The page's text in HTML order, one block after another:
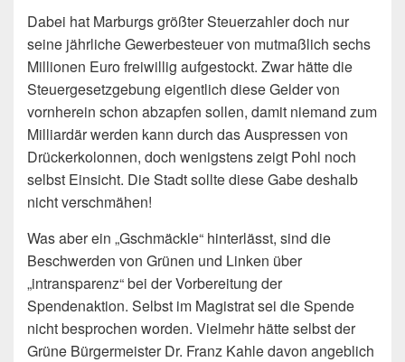
Dabei hat Marburgs größter Steuerzahler doch nur
seine jährliche Gewerbesteuer von mutmaßlich sechs
Millionen Euro freiwillig aufgestockt. Zwar hätte die
Steuergesetzgebung eigentlich diese Gelder von
vornherein schon abzapfen sollen, damit niemand zum
Milliardär werden kann durch das Auspressen von
Drückerkolonnen, doch wenigstens zeigt Pohl noch
selbst Einsicht. Die Stadt sollte diese Gabe deshalb
nicht verschmähen!
Was aber ein „Gschmäckle“ hinterlässt, sind die
Beschwerden von Grünen und Linken über
„intransparenz“ bei der Vorbereitung der
Spendenaktion. Selbst im Magistrat sei die Spende
nicht besprochen worden. Vielmehr hätte selbst der
Grüne Bürgermeister Dr. Franz Kahle davon angeblich